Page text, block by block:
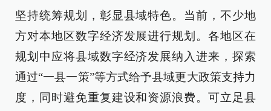
坚持统筹规划，彰显县域特色。当前，不少地
方对本地区数字经济发展进行规划。各地区在
规划中应将县域数字经济发展纳入进来，探索
通过“一县一策”等方式给予县域更大政策支持力
度，同时避免重复建设和资源浪费。可立足县